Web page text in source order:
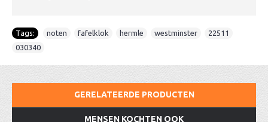
Tags: noten fafelklok hermle westminster 22511
030340
GERELATEERDE PRODUCTEN
MENSEN KOCHTEN OOK